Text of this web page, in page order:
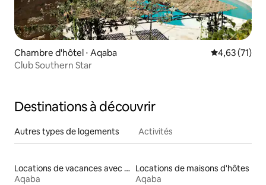
Chambre d'hôtel ⋅ Aqaba Évaluation
4,63 (71)
Club Southern Star
Destinations à découvrir
Autres types de logements Activités
Locations de vacances avec piscine
Aqaba
Locations de maisons d'hôtes
Aqaba